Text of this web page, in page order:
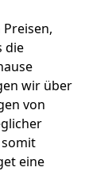
die
wir über
von
eine